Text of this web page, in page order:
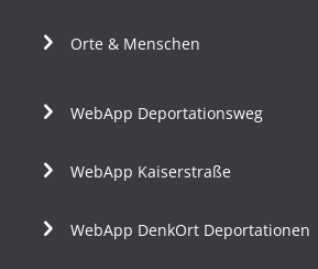
Orte & Menschen
WebApp Deportationsweg
WebApp Kaiserstraße
WebApp DenkOrt Deportationen